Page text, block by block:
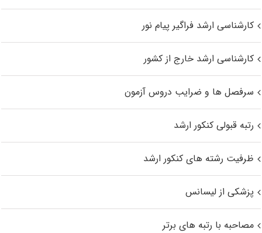
کارشناسی ارشد فراگیر پیام نور
کارشناسی ارشد خارج از کشور
سرفصل ها و ضرایب دروس آزمون
رتبه قبولی کنکور ارشد
ظرفیت رشته های کنکور ارشد
پزشکی از لیسانس
مصاحبه با رتبه های برتر